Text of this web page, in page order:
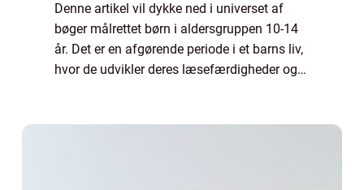
Denne artikel vil dykke ned i universet af
bøger målrettet børn i aldersgruppen 10-14
år. Det er en afgørende periode i et barns liv,
hvor de udvikler deres læsefærdigheder og